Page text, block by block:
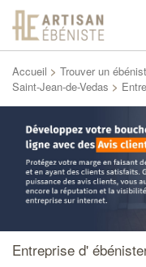
Accueil > Trouver un
Saint-Jean-de-Vedas >
Entreprise d'